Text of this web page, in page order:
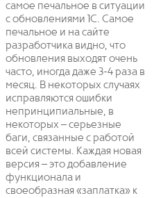
самое печальное в ситуации
с обновлениями 1С. Самое
печальное и на сайте
разработчика видно, что
обновления выходят очень
часто, иногда даже 3-4 раза в
месяц. В некоторых случаях
исправляются ошибки
непринципиальные, в
некоторых – серьезные
баги, связанные с работой
всей системы. Каждая новая
версия – это добавление
функционала и
своеобразная «заплатка» к